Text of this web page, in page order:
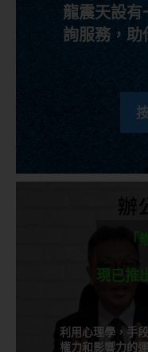
龍震天設有
詢服務，助
現已推
利用心理學，手
權力和影響力的